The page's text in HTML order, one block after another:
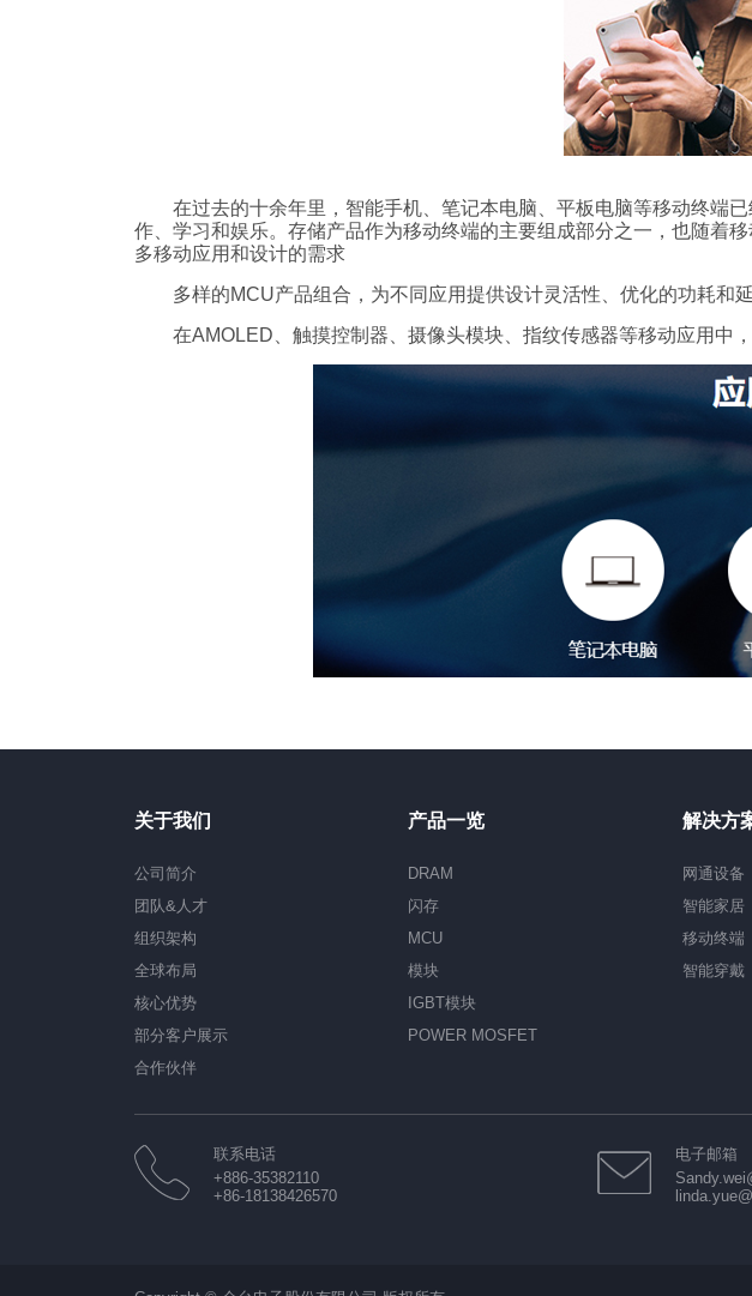
在过去的十余年里，智能手机、笔记本电脑、平板电脑等移动终端已
作、学习和娱乐。存储产品作为移动终端的主要组成部分之一，也随
多移动应用和设计的需求
多样的MCU产品组合，为不同应用提供设计灵活性、优化的功耗和
在AMOLED、触摸控制器、摄像头模块、指纹传感器等移动应用中
关于我们
公司简介
团队&人才
组织架构
全球布局
核心优势
部分客户展示
合作伙伴
产品一览
DRAM
闪存
MCU
模块
IGBT模块
POWER MOSFET
解决方
网通设备
智能家居
移动终端
智能穿戴
联系电话
+886-35382110
+86-18138426570
电子邮箱